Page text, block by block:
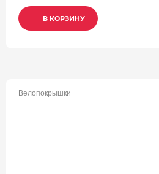
В КОРЗИНУ
В КОРЗИНУ
В КОРЗИНУ
Велопокрышки